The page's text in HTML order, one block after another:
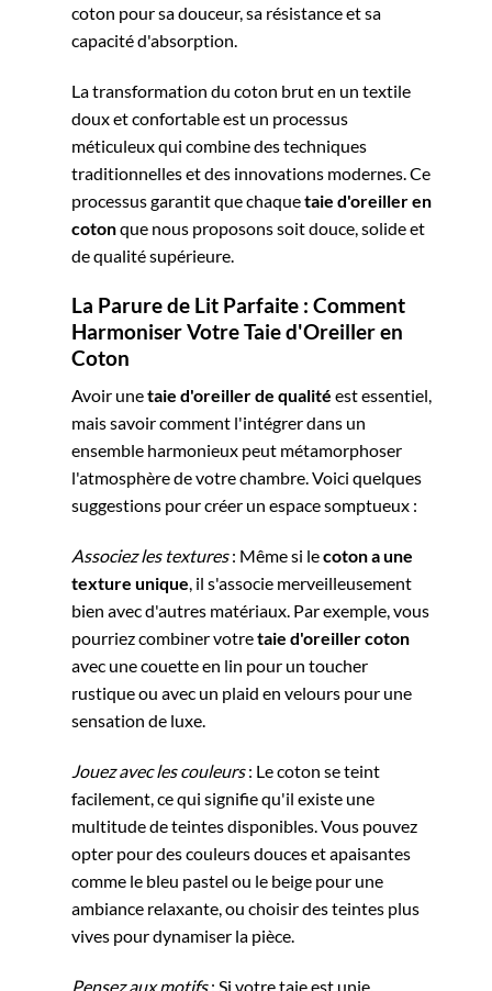
coton pour sa douceur, sa résistance et sa
capacité d'absorption.
La transformation du coton brut en un textile
doux et confortable est un processus
méticuleux qui combine des techniques
traditionnelles et des innovations modernes. Ce
processus garantit que chaquetaie d'oreiller en
cotonque nous proposons soit douce, solide et
de qualité supérieure.
La Parure de Lit Parfaite : Comment
Harmoniser Votre Taie d'Oreiller en
Coton
Avoir unetaie d'oreiller de qualité est essentiel,
mais savoir comment l'intégrer dans un
ensemble harmonieux peut métamorphoser
l'atmosphère de votre chambre. Voici quelques
suggestions pour créer un espace somptueux :
Associez les textures: Même si lecoton a une
texture unique, il s'associe merveilleusement
bien avec d'autres matériaux. Par exemple, vous
pourriez combiner votretaie d'oreiller coton
avec une couette en lin pour un toucher
rustique ou avec un plaid en velours pour une
sensation de luxe.
Jouez avec les couleurs: Le coton se teint
facilement, ce qui signifie qu'il existe une
multitude de teintes disponibles. Vous pouvez
opter pour des couleurs douces et apaisantes
comme le bleu pastel ou le beige pour une
ambiance relaxante, ou choisir des teintes plus
vives pour dynamiser la pièce.
Pensez aux motifs: Si votre taie est unie,